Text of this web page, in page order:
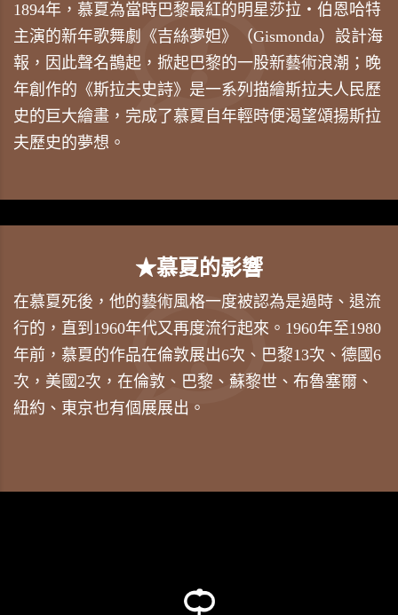
1894年，慕夏為當時巴黎最紅的明星莎拉・伯恩哈特
主演的新年歌舞劇《吉絲夢妲》（Gismonda）設計海
報，因此聲名鵲起，掀起巴黎的一股新藝術浪潮；晚
年創作的《斯拉夫史詩》是一系列描繪斯拉夫人民歷
史的巨大繪畫，完成了慕夏自年輕時便渴望頌揚斯拉
夫歷史的夢想。
★慕夏的影響
在慕夏死後，他的藝術風格一度被認為是過時、退流
行的，直到1960年代又再度流行起來。1960年至1980
年前，慕夏的作品在倫敦展出6次、巴黎13次、德國6
次，美國2次，在倫敦、巴黎、蘇黎世、布魯塞爾、
紐約、東京也有個展展出。